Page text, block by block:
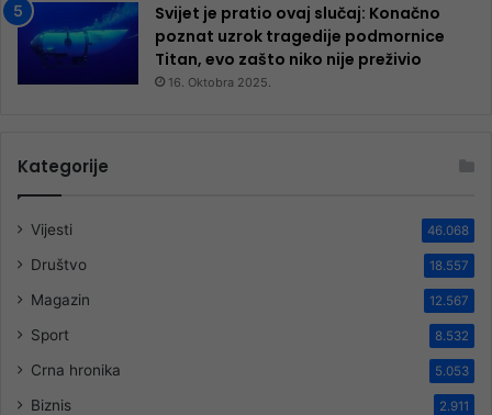
Svijet je pratio ovaj slučaj: Konačno
poznat uzrok tragedije podmornice
Titan, evo zašto niko nije preživio
16. Oktobra 2025.
Kategorije
Vijesti 46.068
Društvo 18.557
Magazin 12.567
Sport 8.532
Crna hronika 5.053
Biznis 2.911